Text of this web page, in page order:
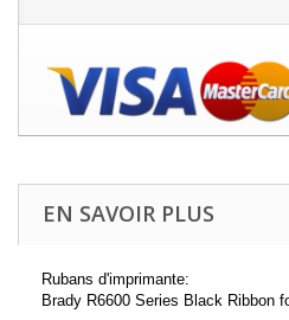
EN SAVOIR PLUS
Rubans d'imprimante:
Brady R6600 Series Black Ribbon